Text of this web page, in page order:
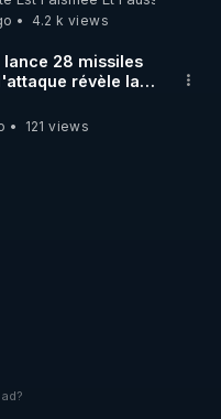
4.2 k views
lance 28 missiles
révèle la
Kiev
121 views